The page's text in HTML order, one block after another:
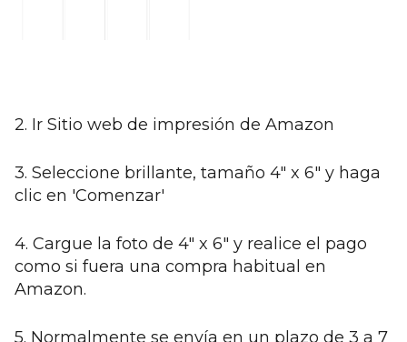
2. Ir Sitio web de impresión de Amazon
3. Seleccione brillante, tamaño 4" x 6" y haga
clic en 'Comenzar'
4. Cargue la foto de 4" x 6" y realice el pago
como si fuera una compra habitual en
Amazon.
5. Normalmente se envía en un plazo de 3 a 7